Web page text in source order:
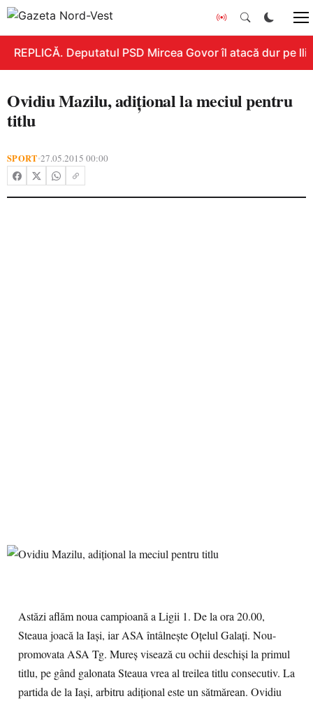
REPLICĂ. Deputatul PSD Mircea Govor îl atacă dur pe
Ovidiu Mazilu, adiţional la meciul pentru
titlu
SPORT•27.05.2015 00:00
Astăzi aflăm noua campioană a Ligii 1. De la ora 20.00,
Steaua joacă la Iaşi, iar ASA întâlneşte Oţelul Galaţi. Nou-
promovata ASA Tg. Mureş visează cu ochii deschişi la primul
titlu, pe gând galonata Steaua vrea al treilea titlu consecutiv. La
partida de la Iaşi, arbitru adiţional este un sătmărean. Ovidiu